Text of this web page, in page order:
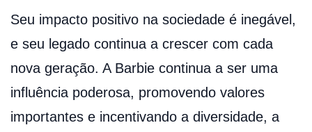
Seu impacto positivo na sociedade é inegável,
e seu legado continua a crescer com cada
nova geração. A Barbie continua a ser uma
influência poderosa, promovendo valores
importantes e incentivando a diversidade, a